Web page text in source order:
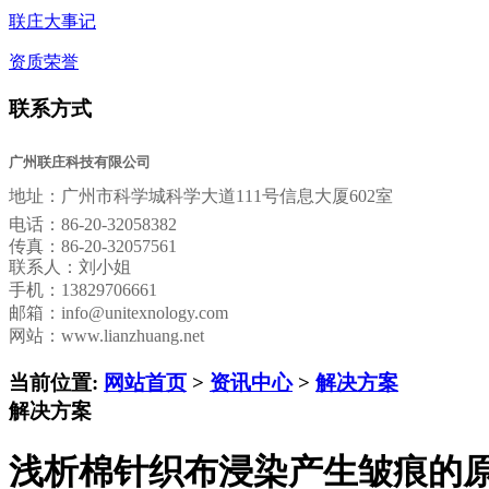
联庄大事记
资质荣誉
联系方式
广州联庄科技有限公司
地址： 广州市科学城科学大道111号信息大厦602室
电话： 86-20-32058382
传真： 86-20-32057561
联系人：刘小姐
手机：13829706661
邮箱： info@unitexnology.com
网站：www.lianzhuang.net
当前位置: 网站首页 > 资讯中心> 解决方案
解决方案
浅析棉针织布浸染产生皱痕的